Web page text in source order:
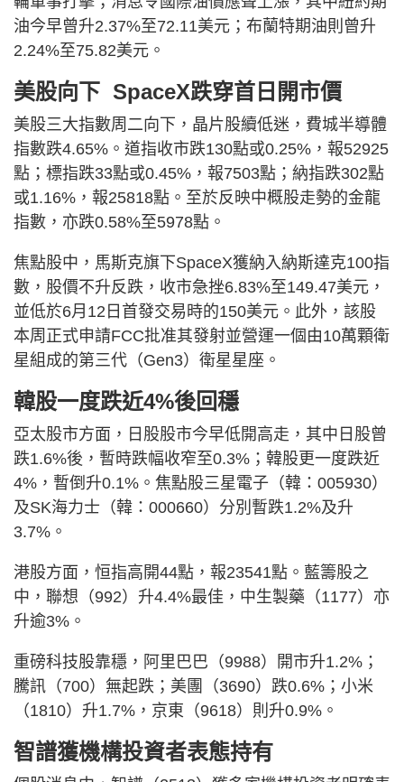
油今早曾升2.37%至72.11美元；布蘭特期油則曾升
2.24%至75.82美元。
美股向下 SpaceX跌穿首日開市價
美股三大指數周二向下，晶片股續低迷，費城半導體
指數跌4.65%。道指收市跌130點或0.25%，報52925
點；標指跌33點或0.45%，報7503點；納指跌302點
或1.16%，報25818點。至於反映中概股走勢的金龍
指數，亦跌0.58%至5978點。
焦點股中，馬斯克旗下SpaceX獲納入納斯達克100指
數，股價不升反跌，收市急挫6.83%至149.47美元，
並低於6月12日首發交易時的150美元。此外，該股
本周正式申請FCC批准其發射並營運一個由10萬顆衛
星組成的第三代（Gen3）衛星星座。
韓股一度跌近4%後回穩
亞太股市方面，日股股市今早低開高走，其中日股曾
跌1.6%後，暫時跌幅收窄至0.3%；韓股更一度跌近
4%，暫倒升0.1%。焦點股三星電子（韓：005930）
及SK海力士（韓：000660）分別暫跌1.2%及升
3.7%。
港股方面，恒指高開44點，報23541點。藍籌股之
中，聯想（992）升4.4%最佳，中生製藥（1177）亦
升逾3%。
重磅科技股靠穩，阿里巴巴（9988）開市升1.2%；
騰訊（700）無起跌；美團（3690）跌0.6%；小米
（1810）升1.7%，京東（9618）則升0.9%。
智譜獲機構投資者表態持有